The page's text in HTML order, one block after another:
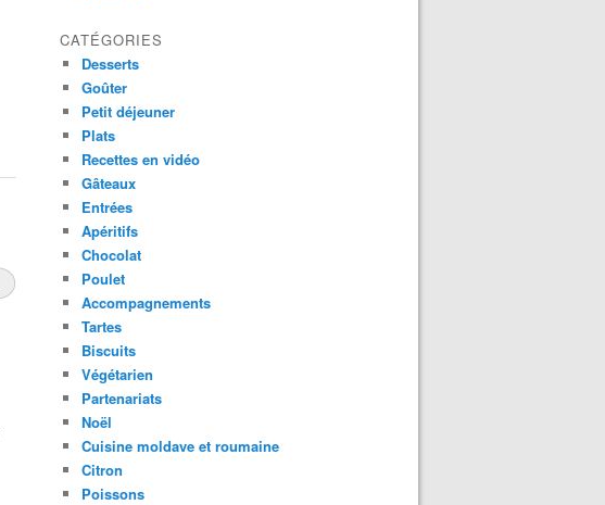
CATÉGORIES
Desserts
Goûter
Petit déjeuner
Plats
Recettes en vidéo
Gâteaux
Entrées
Apéritifs
Chocolat
Poulet
Accompagnements
Tartes
Biscuits
Végétarien
Partenariats
Noël
Cuisine moldave et roumaine
Citron
Poissons